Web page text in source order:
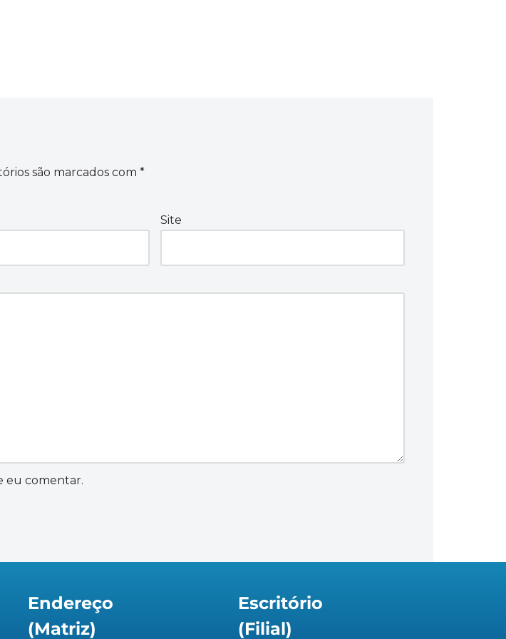
são marcados com *
Site
eu comentar.
Endereço
(Matriz)
Escritório
(Filial)